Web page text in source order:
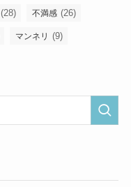
(28) 不満感 (26)
マンネリ (9)